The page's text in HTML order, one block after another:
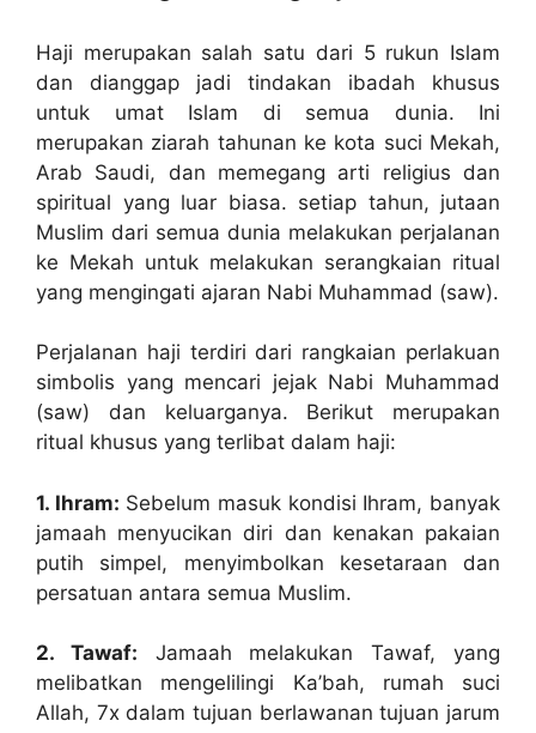
Haji merupakan salah satu dari 5 rukun Islam
dan dianggap jadi tindakan ibadah khusus
untuk umat Islam di semua dunia. Ini
merupakan ziarah tahunan ke kota suci Mekah,
Arab Saudi, dan memegang arti religius dan
spiritual yang luar biasa. setiap tahun, jutaan
Muslim dari semua dunia melakukan perjalanan
ke Mekah untuk melakukan serangkaian ritual
yang mengingati ajaran Nabi Muhammad (saw).
Perjalanan haji terdiri dari rangkaian perlakuan
simbolis yang mencari jejak Nabi Muhammad
(saw) dan keluarganya. Berikut merupakan
ritual khusus yang terlibat dalam haji:
1. Ihram: Sebelum masuk kondisi Ihram, banyak
jamaah menyucikan diri dan kenakan pakaian
putih simpel, menyimbolkan kesetaraan dan
persatuan antara semua Muslim.
2. Tawaf: Jamaah melakukan Tawaf, yang
melibatkan mengelilingi Ka’bah, rumah suci
Allah, 7x dalam tujuan berlawanan tujuan jarum